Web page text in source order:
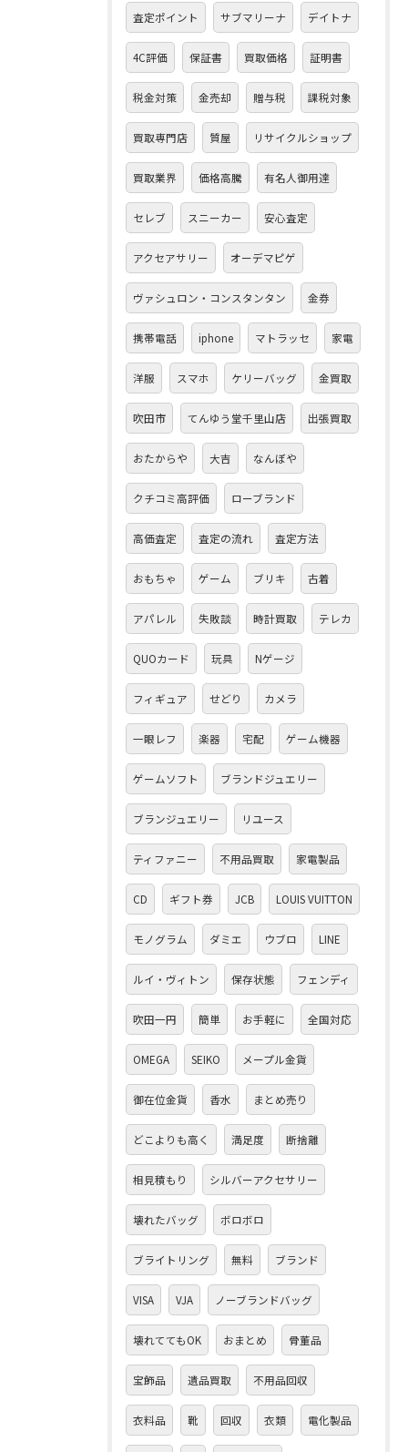
査定ポイント サブマリーナ デイトナ
4C評価 保証書 買取価格 証明書
税金対策 金売却 贈与税 課税対象
買取専門店 質屋 リサイクルショップ
買取業界 価格高騰 有名人御用達
セレブ スニーカー 安心査定
アクセアサリー オーデマピゲ
ヴァシュロン・コンスタンタン 金券
携帯電話 iphone マトラッセ 家電
洋服 スマホ ケリーバッグ 金買取
吹田市 てんゆう堂千里山店 出張買取
おたからや 大吉 なんぼや
クチコミ高評価 ローブランド
高価査定 査定の流れ 査定方法
おもちゃ ゲーム ブリキ 古着
アパレル 失敗談 時計買取 テレカ
QUOカード 玩具 Nゲージ
フィギュア せどり カメラ
一眼レフ 楽器 宅配 ゲーム機器
ゲームソフト ブランドジュエリー
ブランジュエリー リユース
ティファニー 不用品買取 家電製品
CD ギフト券 JCB LOUIS VUITTON
モノグラム ダミエ ウブロ LINE
ルイ・ヴィトン 保存状態 フェンディ
吹田一円 簡単 お手軽に 全国対応
OMEGA SEIKO メープル金貨
御在位金貨 香水 まとめ売り
どこよりも高く 満足度 断捨離
相見積もり シルバーアクセサリー
壊れたバッグ ボロボロ
ブライトリング 無料 ブランド
VISA VJA ノーブランドバッグ
壊れててもOK おまとめ 骨董品
宝飾品 遺品買取 不用品回収
衣料品 靴 回収 衣類 電化製品